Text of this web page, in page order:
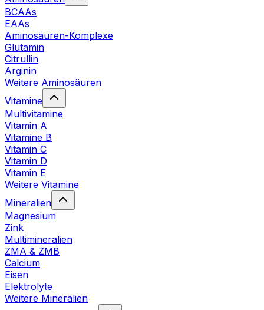
BCAAs
EAAs
Aminosäuren-Komplexe
Glutamin
Citrullin
Arginin
Weitere Aminosäuren
Vitamine
Multivitamine
Vitamin A
Vitamine B
Vitamin C
Vitamin D
Vitamin E
Weitere Vitamine
Mineralien
Magnesium
Zink
Multimineralien
ZMA & ZMB
Calcium
Eisen
Elektrolyte
Weitere Mineralien